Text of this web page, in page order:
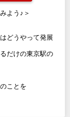
よう♪＞
どうやって発展
だけの東京駅の
ことを